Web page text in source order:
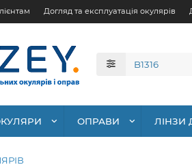
Догляд та експлуатація окулярів
ОПРАВИ ЛІНЗИ